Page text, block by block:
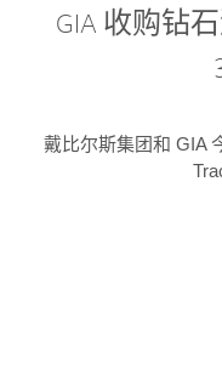
GIA 收购钻
戴比尔斯集团和 GIA